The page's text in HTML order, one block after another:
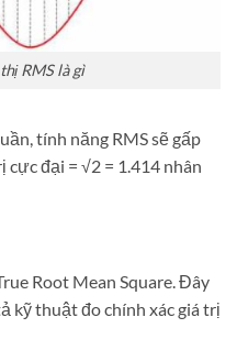
RMS là gì
tính năng RMS sẽ gấp
cực đại = √2 = 1.414 nhân
Root Mean Square. Đây
kỹ thuật đo chính xác giá trị